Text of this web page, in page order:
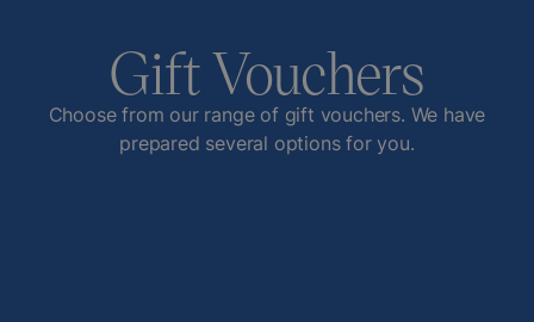
Gift Vouchers
Choose from our range of gift vouchers. We have
prepared several options for you.